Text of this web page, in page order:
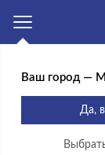
Главная
СЕРЫЙ
Ваш город —
Да,